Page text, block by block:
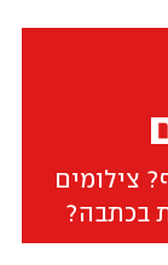
צילומים
בכתבה?